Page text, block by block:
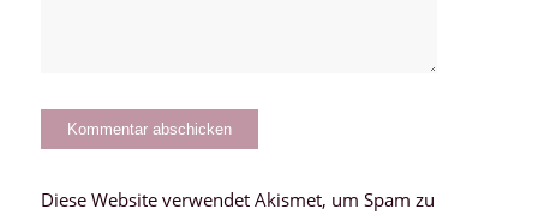
Diese Website verwendet Akismet, um Spam zu